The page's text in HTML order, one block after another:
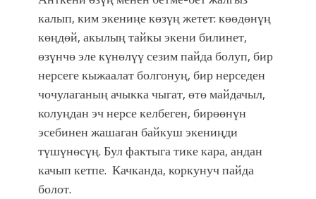
калып, ким экениңе көзүң жетет: көөдөнүң
көңдөй, акылың тайкы экени билинет,
өзүнчө эле күнөлүү сезим пайда болуп, бир
нерсеге кыжаалат болгонуң, бир нерседен
чочулаганың ачыкка чыгат, өтө майдачыл,
колуңдан эч нерсе келбеген, бирөөнүн
эсебинен жашаган байкуш экениңди
түшүнөсүң. Бул фактыга тике кара, андан
качып кетпе. Качканда, коркунуч пайда
болот.